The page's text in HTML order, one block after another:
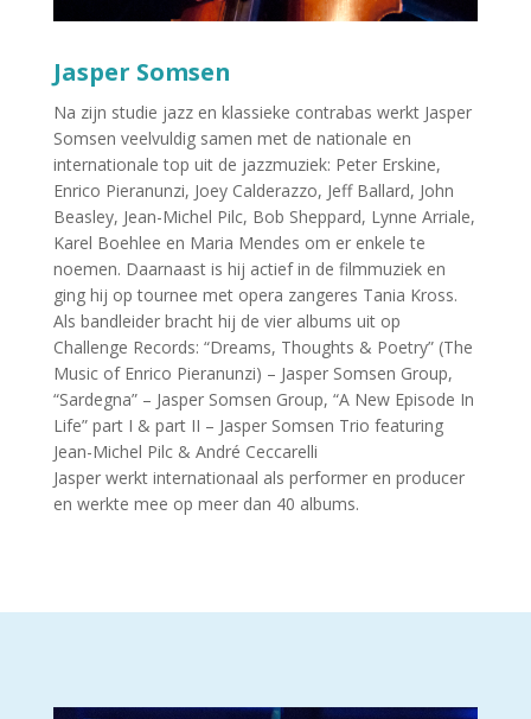
Jasper Somsen
Na zijn studie jazz en klassieke contrabas werkt Jasper
Somsen veelvuldig samen met de nationale en
internationale top uit de jazzmuziek: Peter Erskine,
Enrico Pieranunzi, Joey Calderazzo, Jeff Ballard, John
Beasley, Jean-Michel Pilc, Bob Sheppard, Lynne Arriale,
Karel Boehlee en Maria Mendes om er enkele te
noemen. Daarnaast is hij actief in de filmmuziek en
ging hij op tournee met opera zangeres Tania Kross.
Als bandleider bracht hij de vier albums uit op
Challenge Records: “Dreams, Thoughts & Poetry” (The
Music of Enrico Pieranunzi) – Jasper Somsen Group,
“Sardegna” – Jasper Somsen Group, “A New Episode In
Life” part I & part II – Jasper Somsen Trio featuring
Jean-Michel Pilc & André Ceccarelli
Jasper werkt internationaal als performer en producer
en werkte mee op meer dan 40 albums.